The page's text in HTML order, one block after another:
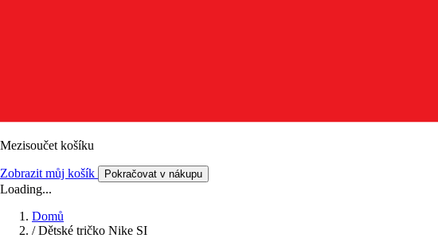
Mezisoučet košíku
Zobrazit můj košík Pokračovat v nákupu
Loading...
Domů
/ Dětské tričko Nike SI